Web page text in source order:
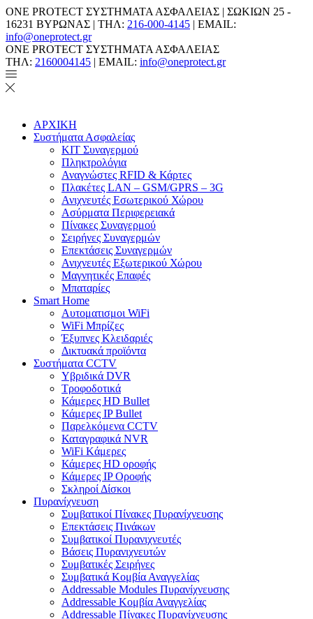
ONE PROTECT ΣΥΣΤΗΜΑΤΑ ΑΣΦΑΛΕΙΑΣ | ΣΩΚΙΩΝ 25 -
16231 ΒΥΡΩΝΑΣ | ΤΗΛ: 216-000-4145 | EMAIL:
info@oneprotect.gr
ONE PROTECT ΣΥΣΤΗΜΑΤΑ ΑΣΦΑΛΕΙΑΣ
ΤΗΛ: 2160004145 | EMAIL: info@oneprotect.gr
ΑΡΧΙΚΗ
Συστήματα Ασφαλείας
ΚΙΤ Συναγερμού
Πληκτρολόγια
Αναγνώστες RFID & Κάρτες
Πλακέτες LAN – GSM/GPRS – 3G
Ανιχνευτές Εσωτερικού Χώρου
Aσύρματα Περιφερειακά
Πίνακες Συναγερμού
Σειρήνες Συναγερμών
Επεκτάσεις Συναγερμών
Ανιχνευτές Εξωτερικού Χώρου
Μαγνητικές Επαφές
Μπαταρίες
Smart Home
Αυτοματισμοι WiFi
WiFi Μπρίζες
Έξυπνες Κλειδαριές
Δικτυακά προϊόντα
Συστήματα CCTV
Υβριδικά DVR
Tροφοδοτικά
Κάμερες HD Βullet
Κάμερες IP Βullet
Παρελκόμενα CCTV
Καταγραφικά NVR
WiFi Kάμερες
Κάμερες HD οροφής
Κάμερες IP Οροφής
Σκληροί Δίσκοι
Πυρανίχνευση
Συμβατικοί Πίνακες Πυρανίχνευσης
Επεκτάσεις Πινάκων
Συμβατικοί Πυρανιχνευτές
Βάσεις Πυρανιχνευτών
Συμβατικές Σειρήνες
Συμβατικά Κομβία Αναγγελίας
Addressable Modules Πυρανίχνευσης
Addressable Κομβία Αναγγελίας
Addressable Πίνακες Πυρανίχνευσης